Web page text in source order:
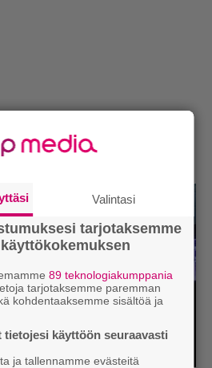
Valintasi
tarjotaksemme
89 teknologiakumppania
tarjotaksemme paremman
kohdentaaksemme sisältöä ja
tietojesi käyttöön seuraavasti
ja tallennamme evästeitä